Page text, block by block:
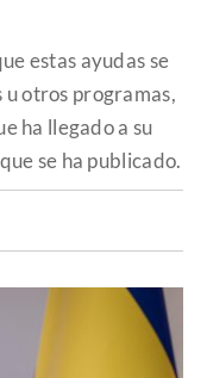
estas ayudas se
otros programas,
ha llegado a su
se ha publicado.